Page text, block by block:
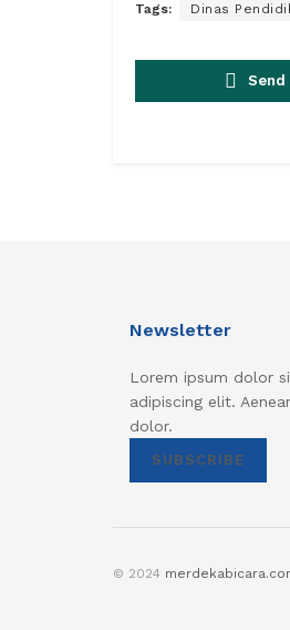
Tags: Dinas
Send
Newsletter
Lorem ipsum dolor
adipiscing elit.
dolor.
SUBSCRIBE
© 2024